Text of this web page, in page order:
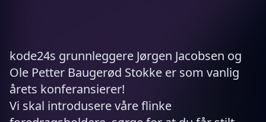
kode24s grunnleggere Jørgen Jacobsen og
Ole Petter Baugerød Stokke er som vanlig
årets konferansierer!
Vi skal introdusere våre flinke